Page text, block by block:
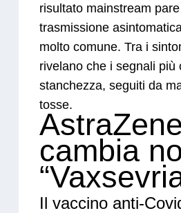
risultato mainstream
trasmissione
molto comune. Tra i
rivelano che i segnali più
stanchezza, seguiti da
tosse.
cambia
Il vaccino anti-